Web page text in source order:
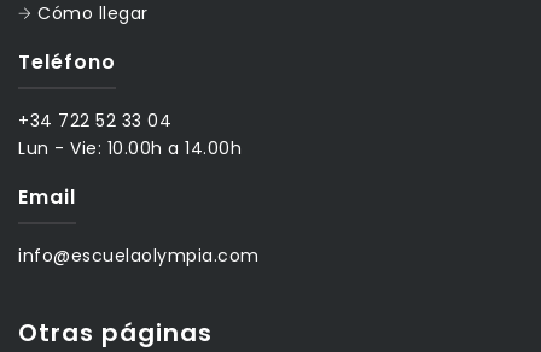
Cómo llegar
Teléfono
+34 722 52 33 04
Lun - Vie: 10.00h a 14.00h
Email
info@escuelaolympia.com
Otras páginas